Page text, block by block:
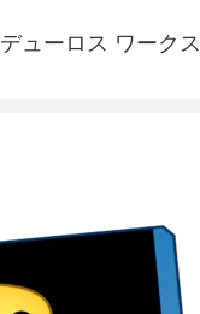
デューロス ワークス